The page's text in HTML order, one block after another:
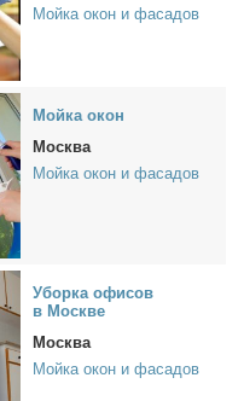
Мойка окон и фасадов
Мой­ка окон
Москва
Мойка окон и фасадов
Убор­ка офи­сов
в Москве
Москва
Мойка окон и фасадов